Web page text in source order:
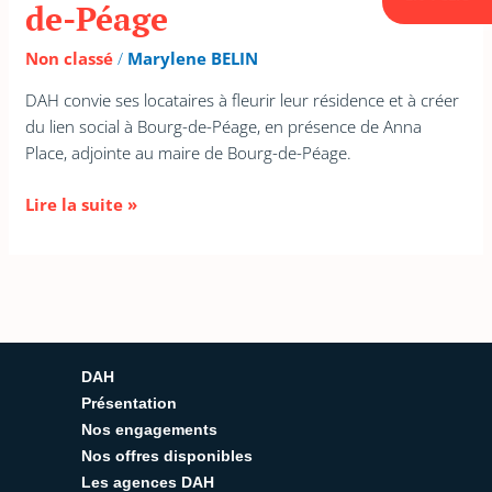
de-Péage
Non classé / Marylene BELIN
DAH convie ses locataires à fleurir leur résidence et à créer
du lien social à Bourg-de-Péage, en présence de Anna
Place, adjointe au maire de Bourg-de-Péage.
Lire la suite »
DAH
Présentation
Nos engagements
Nos offres disponibles
Les agences DAH